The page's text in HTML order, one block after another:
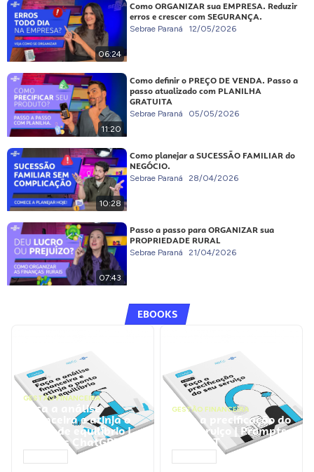
06:24
Como ORGANIZAR sua EMPRESA. Reduzir
erros e crescer com SEGURANÇA.
Sebrae Paraná 12/05/2026
11:20
Como definir o PREÇO DE VENDA. Passo a
passo atualizado com PLANILHA
GRATUITA
Sebrae Paraná 05/05/2026
10:28
Como planejar a SUCESSÃO FAMILIAR do
NEGÓCIO.
Sebrae Paraná 28/04/2026
07:43
Passo a passo para ORGANIZAR sua
PROPRIEDADE RURAL
Sebrae Paraná 21/04/2026
EBOOKS
GESTÃO FINANCEIRA
Faça a análise
financeira e atinja o
ponto de equilíbrio |
Prompts ChatGPT
GESTÃO FINANCEIRA
Faça a precificação do
seu serviço | Prompts
ChatGPT